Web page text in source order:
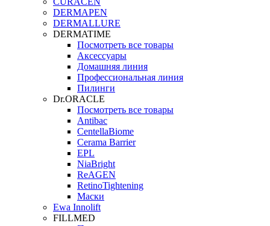
DERMAPEN
DERMALLURE
DERMATIME
Посмотреть все товары
Аксессуары
Домашняя линия
Профессиональная линия
Пилинги
Dr.ORACLE
Посмотреть все товары
Antibac
CentellaBiome
Cerama Barrier
EPL
NiaBright
ReAGEN
RetinoTightening
Маски
Ewa Innolift
FILLMED